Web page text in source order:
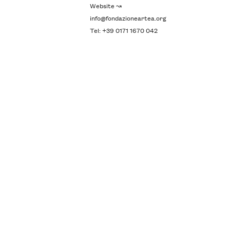
Website ↝
info@fondazioneartea.org
Tel: +39 0171 1670 042